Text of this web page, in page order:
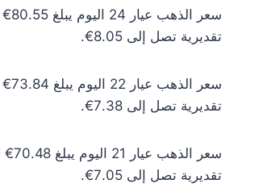
تقديرية تصل إلى 8.05€.
تقديرية تصل إلى 7.38€.
تقديرية تصل إلى 7.05€.